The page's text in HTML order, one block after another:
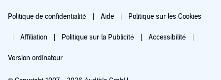
Politique de confidentialité Aide Politique sur les Cookies
Affiliation Politique sur la Publicité Accessibilité
Version ordinateur